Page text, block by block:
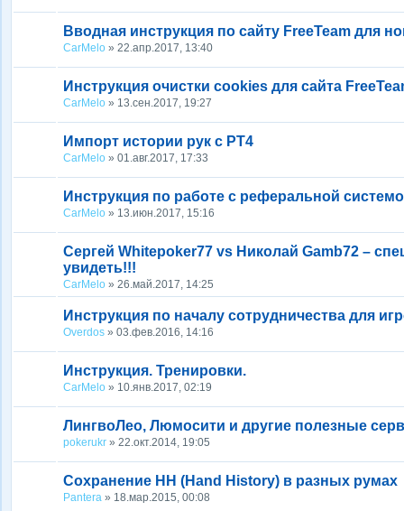
Вводная инструкция по сайту FreeTeam для
CarMelo » 22.апр.2017, 13:40
Инструкция очистки cookies для сайта
CarMelo » 13.сен.2017, 19:27
Импорт истории рук с PT4
CarMelo » 01.авг.2017, 17:33
Инструкция по работе с реферальной
CarMelo » 13.июн.2017, 15:16
Сергей Whitepoker77 vs Николай Gamb72 –
увидеть!!!
CarMelo » 26.май.2017, 14:25
Инструкция по началу сотрудничества для
Overdos » 03.фев.2016, 14:16
Инструкция. Тренировки.
CarMelo » 10.янв.2017, 02:19
ЛингвоЛео, Люмосити и другие полезные
pokerukr » 22.окт.2014, 19:05
Сохранение HH (Hand History) в разных румах
Pantera » 18.мар.2015, 00:08